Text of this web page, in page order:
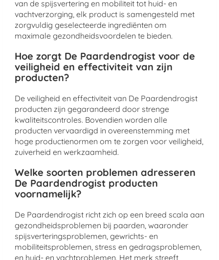
van de spijsvertering en mobiliteit tot huid- en
vachtverzorging, elk product is samengesteld met
zorgvuldig geselecteerde ingrediënten om
maximale gezondheidsvoordelen te bieden.
Hoe zorgt De Paardendrogist voor de
veiligheid en effectiviteit van zijn
producten?
De veiligheid en effectiviteit van De Paardendrogist
producten zijn gegarandeerd door strenge
kwaliteitscontroles. Bovendien worden alle
producten vervaardigd in overeenstemming met
hoge productienormen om te zorgen voor veiligheid,
zuiverheid en werkzaamheid.
Welke soorten problemen adresseren
De Paardendrogist producten
voornamelijk?
De Paardendrogist richt zich op een breed scala aan
gezondheidsproblemen bij paarden, waaronder
spijsverteringsproblemen, gewrichts- en
mobiliteitsproblemen, stress en gedragsproblemen,
en huid- en vachtproblemen. Het merk streeft